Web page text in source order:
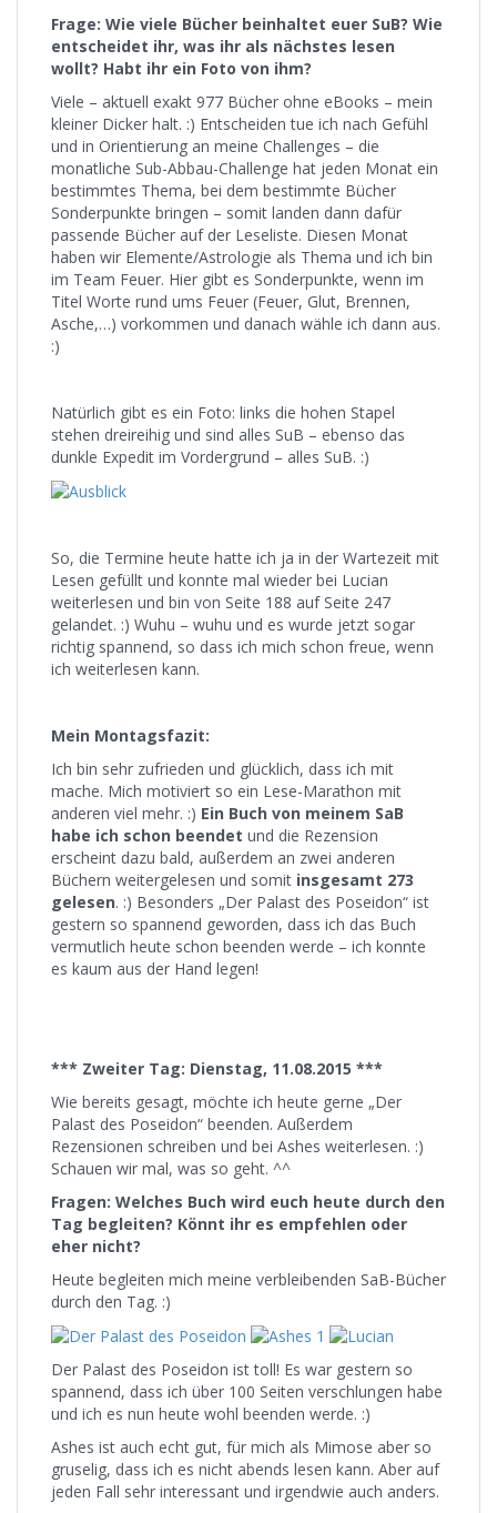
Frage: Wie viele Bücher beinhaltet euer SuB? Wie
entscheidet ihr, was ihr als nächstes lesen
wollt? Habt ihr ein Foto von ihm?
Viele – aktuell exakt 977 Bücher ohne eBooks – mein
kleiner Dicker halt. :) Entscheiden tue ich nach Gefühl
und in Orientierung an meine Challenges – die
monatliche Sub-Abbau-Challenge hat jeden Monat ein
bestimmtes Thema, bei dem bestimmte Bücher
Sonderpunkte bringen – somit landen dann dafür
passende Bücher auf der Leseliste. Diesen Monat
haben wir Elemente/Astrologie als Thema und ich bin
im Team Feuer. Hier gibt es Sonderpunkte, wenn im
Titel Worte rund ums Feuer (Feuer, Glut, Brennen,
Asche,…) vorkommen und danach wähle ich dann aus.
:)
Natürlich gibt es ein Foto: links die hohen Stapel
stehen dreireihig und sind alles SuB – ebenso das
dunkle Expedit im Vordergrund – alles SuB. :)
So, die Termine heute hatte ich ja in der Wartezeit mit
Lesen gefüllt und konnte mal wieder bei Lucian
weiterlesen und bin von Seite 188 auf Seite 247
gelandet. :) Wuhu – wuhu und es wurde jetzt sogar
richtig spannend, so dass ich mich schon freue, wenn
ich weiterlesen kann.
Mein Montagsfazit:
Ich bin sehr zufrieden und glücklich, dass ich mit
mache. Mich motiviert so ein Lese-Marathon mit
anderen viel mehr. :) Ein Buch von meinem SaB
habe ich schon beendet und die Rezension
erscheint dazu bald, außerdem an zwei anderen
Büchern weitergelesen und somit insgesamt 273
gelesen. :) Besonders „Der Palast des Poseidon“ ist
gestern so spannend geworden, dass ich das Buch
vermutlich heute schon beenden werde – ich konnte
es kaum aus der Hand legen!
*** Zweiter Tag: Dienstag, 11.08.2015 ***
Wie bereits gesagt, möchte ich heute gerne „Der
Palast des Poseidon“ beenden. Außerdem
Rezensionen schreiben und bei Ashes weiterlesen. :)
Schauen wir mal, was so geht. ^^
Fragen: Welches Buch wird euch heute durch den
Tag begleiten? Könnt ihr es empfehlen oder
eher nicht?
Heute begleiten mich meine verbleibenden SaB-Bücher
durch den Tag. :)
Der Palast des Poseidon ist toll! Es war gestern so
spannend, dass ich über 100 Seiten verschlungen habe
und ich es nun heute wohl beenden werde. :)
Ashes ist auch echt gut, für mich als Mimose aber so
gruselig, dass ich es nicht abends lesen kann. Aber auf
jeden Fall sehr interessant und irgendwie auch anders.